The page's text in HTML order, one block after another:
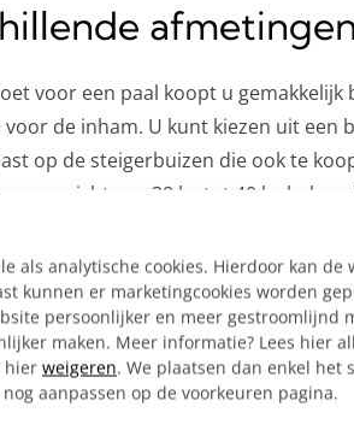
afmetingen
voor een paal koopt u
de inham. U kunt kiezen uit een
op de steigerbuizen die ook te
gewicht van 38 kg tot 40 kg
van de buis is goed voor zo'n 12
artikelen
als analytische cookies. Hierdoor kan
kunnen er marketingcookies worden
persoonlijker en meer gestroomlijnd
maken. Meer informatie? Lees hier
hier weigeren. We plaatsen dan enkel het
aanpassen op de voorkeuren pagina.